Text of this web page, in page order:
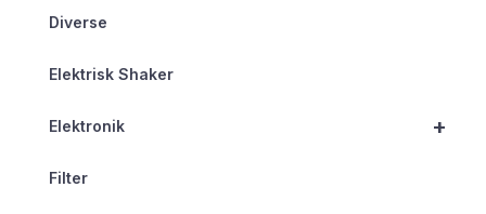
Diverse
Elektrisk Shaker
+
Elektronik
Filter